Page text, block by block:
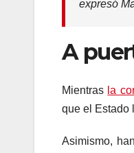
expresó
A
Mientras la
que el Estado
Asimismo,